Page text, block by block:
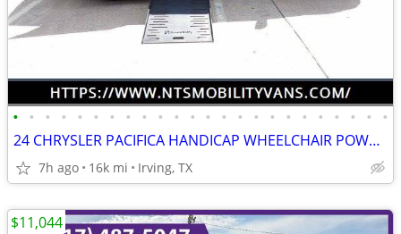
• • • • • • • • • • • • • • • • • • • • • • • •
24 CHRYSLER PACIFICA HANDICAP WHEELCHAIR POWER RAMP VAN TRANSFER SEAT
7h ago 16k mi Irving, TX
$11,044